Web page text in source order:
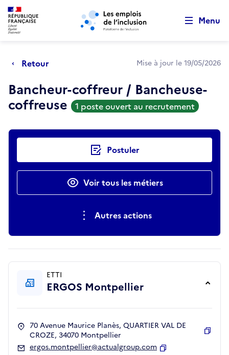
Aller au menu principal Aller au contenu principal
Menu
Retour Mise à jour le 19/05/2026
Bancheur-coffreur / Bancheuse-
coffreuse 1 poste ouvert au recrutement
Actions rapides Postuler
Voir tous les métiers
Autres actions
ETTI
ERGOS Montpellier
70 Avenue Maurice Planès, QUARTIER VAL DE
CROZE, 34070 Montpellier
ergos.montpellier@actualgroup.com
Retour au début de la page
Panneau de gestion des cookies